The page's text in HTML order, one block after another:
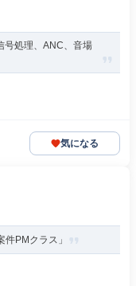
号処理、ANC、音場
気になる
PMクラス」